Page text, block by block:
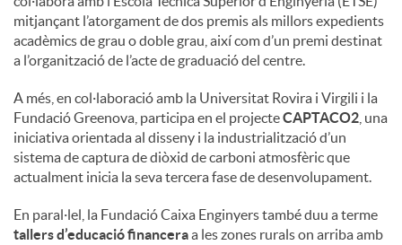
mitjançant l’atorgament de dos premis als millors expedients
acadèmics de grau o doble grau, així com d’un premi destinat
a l’organització de l’acte de graduació del centre.
A més, en col·laboració amb la Universitat Rovira i Virgili i la
Fundació Greenova, participa en el projecteCAPTACO2 , una
iniciativa orientada al disseny i la industrialització d’un
sistema de captura de diòxid de carboni atmosfèric que
actualment inicia la seva tercera fase de desenvolupament.
En paral·lel, la Fundació Caixa Enginyers també duu a terme
tallers d’educació financeraa les zones rurals on arriba amb